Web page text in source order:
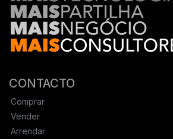
CONTACTO
Comprar
Vender
Arrendar